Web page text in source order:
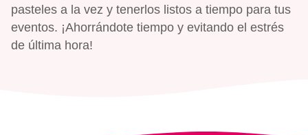
pasteles a la vez y tenerlos listos a tiempo para tus
eventos. ¡Ahorrándote tiempo y evitando el estrés
de última hora!